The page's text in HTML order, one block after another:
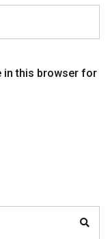
in this browser for